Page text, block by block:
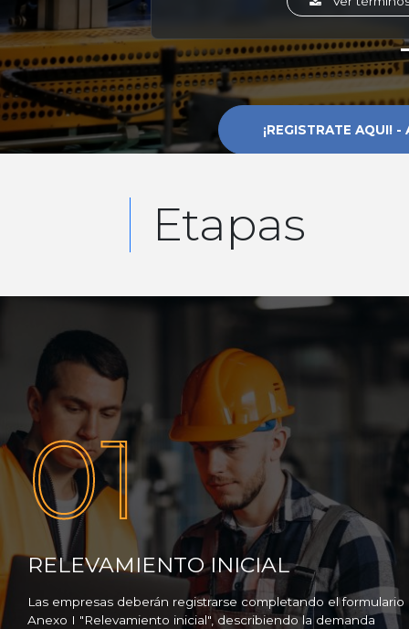
¡REGISTRATE AQUI!
Etapas
01
RELEVAMIENTO INICIAL
Las empresas deberán registrarse completando el formulario
Anexo I "Relevamiento inicial", describiendo la demanda